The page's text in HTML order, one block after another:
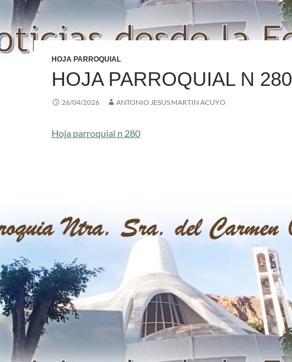
HOJA PARROQUIAL
HOJA PARROQUIAL N 280
26/04/2026 ANTONIO JESUS MARTIN ACUYO
Hoja parroquial n 280